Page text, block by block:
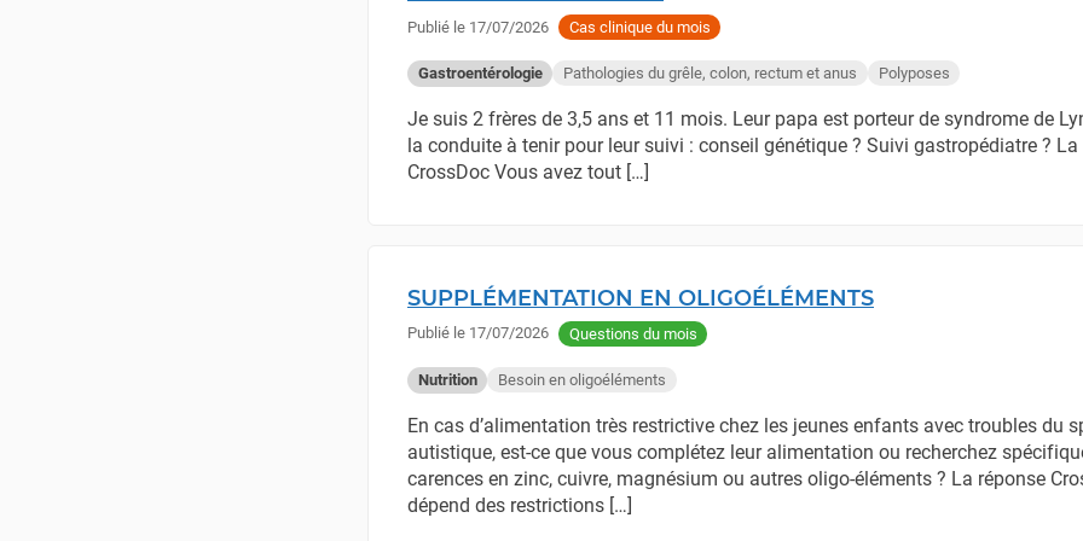
Publié le 17/07/2026 Cas clinique du mois
Gastroentérologie Pathologies du grêle, colon, rectum et anus Polyposes
Je suis 2 frères de 3,5 ans et 11 mois. Leur papa est porteur de syndrome de
la conduite à tenir pour leur suivi : conseil génétique ? Suivi gastropédiatre ? La
CrossDoc Vous avez tout […]
SUPPLÉMENTATION EN OLIGOÉLÉMENTS
Publié le 17/07/2026 Questions du mois
Nutrition Besoin en oligoéléments
En cas d’alimentation très restrictive chez les jeunes enfants avec troubles du
autistique, est-ce que vous complétez leur alimentation ou recherchez
carences en zinc, cuivre, magnésium ou autres oligo-éléments ? La réponse
dépend des restrictions […]